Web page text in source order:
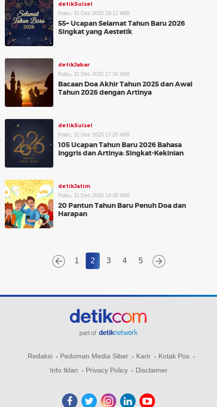
detikSulsel
Rabu, 31 Des 2025 18:12 WIB
55+ Ucapan Selamat Tahun Baru 2026
Singkat yang Aestetik
detikJabar
Rabu, 31 Des 2025 17:30 WIB
Bacaan Doa Akhir Tahun 2025 dan Awal
Tahun 2026 dengan Artinya
detikSulsel
Rabu, 31 Des 2025 17:25 WIB
105 Ucapan Tahun Baru 2026 Bahasa
Inggris dan Artinya: Singkat-Kekinian
detikJatim
Rabu, 31 Des 2025 14:30 WIB
20 Pantun Tahun Baru Penuh Doa dan
Harapan
1 2 3 4 5
part of
Redaksi Pedoman Media Siber Karir
Kotak Pos
Info Iklan
Privacy Policy Disclaimer